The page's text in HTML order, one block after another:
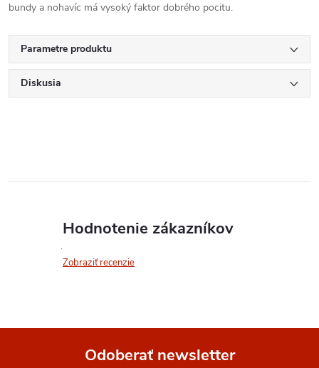
bundy a nohavíc má vysoký faktor dobrého pocitu.
Parametre produktu
Diskusia
Hodnotenie zákazníkov
Zobraziť recenzie
Odoberať newsletter